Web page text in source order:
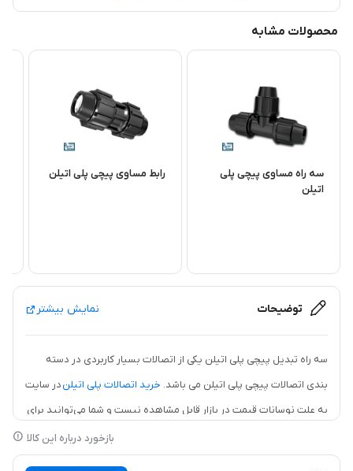
محصولات مشابه
سه راه مساوی پیچی پلی
اتیلن
رابط مساوی پیچی پلی اتیلن
توضیحات نمایش بیشتر
سه راه تبدیل پیچی پلی اتیلن یکی از اتصالات بسیار کاربردی در دسته
بندی اتصالات پیچی پلی اتیلن می باشد. خرید اتصالات پلی اتیلندر سایت
به علت نوسانات قیمت در بازار قابل مشاهده نیست و شما می‌توانید برای
بازخورد درباره این کالا